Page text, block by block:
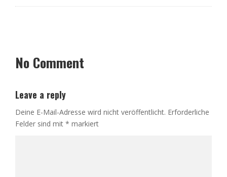
No Comment
Leave a reply
Deine E-Mail-Adresse wird nicht veröffentlicht. Erforderliche
Felder sind mit * markiert